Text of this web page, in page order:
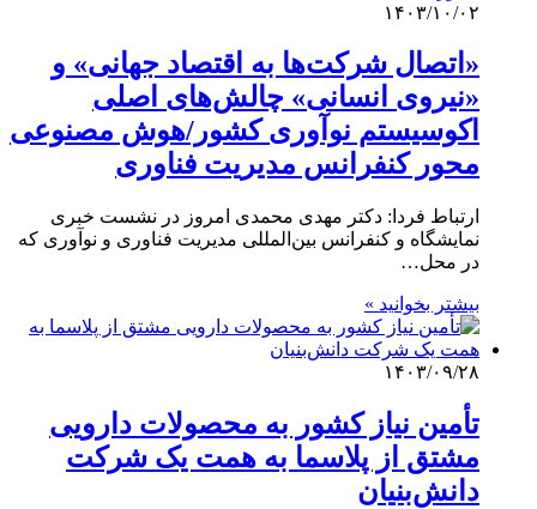
۱۴۰۳/۱۰/۰۲
«اتصال شرکت‌ها به اقتصاد جهانی» و
«نیروی انسانی» چالش‌های اصلی
اکوسیستم نوآوری کشور/هوش مصنوعی
محور کنفرانس مدیریت فناوری
ارتباط فردا: دکتر مهدی محمدی امروز در نشست خبری
نمایشگاه و کنفرانس بین‌المللی مدیریت فناوری و نوآوری که
در محل…
بیشتر بخوانید »
۱۴۰۳/۰۹/۲۸
تأمین نیاز کشور به محصولات دارویی
مشتق از پلاسما به همت یک شرکت
دانش‌بنیان